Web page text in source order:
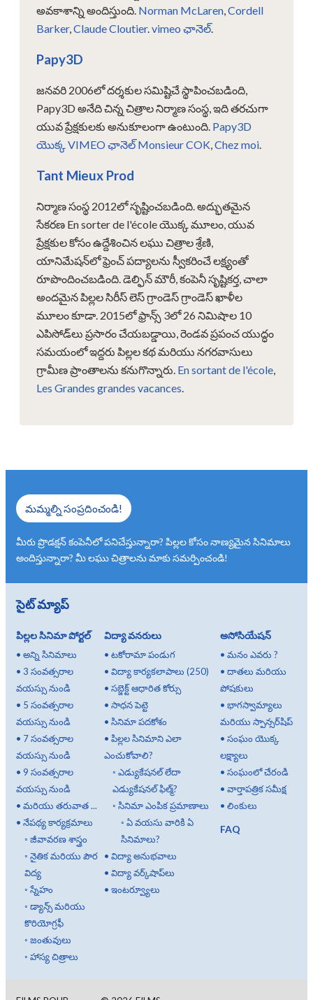
అవకాశాన్ని అందిస్తుంది. Norman McLaren Cordell
Barker, Claude Cloutier. vimeo ఛానెల్.
Papy3D
జనవరి 2006లో దర్శకుల సమిష్టిచే స్థాపించబడింది,
Papy3D అనేది చిన్న చిత్రాల నిర్మాణ సంస్థ, ఇది తరచుగా
యువ ప్రేక్షకులకు అనుకూలంగా ఉంటుంది. Papy3D
యొక్క VIMEO ఛానెల్ Monsieur COK Chez moi
Tant Mieux Prod
నిర్మాణ సంస్థ 2012లో సృష్టించబడింది. అద్భుతమైన
సేకరణ En sorter de l'école యొక్క మూలం, యువ
ప్రేక్షకుల కోసం ఉద్దేశించిన లఘు చిత్రాల శ్రేణి,
యానిమేషన్‌లో ఫ్రెంచ్ పద్యాలను స్వీకరించే లక్ష్యంతో
రూపొందించబడింది. డెల్ఫిన్ మౌరీ, కంపెనీ సృష్టికర్త, చాలా
అందమైన పిల్లల సిరీస్ లెస్ గ్రాండెస్ గ్రాండెస్ ఖాళీల
మూలం కూడా. 2015లో ఫ్రాన్స్ 3లో 26 నిమిషాల 10
ఎపిసోడ్‌లు ప్రసారం చేయబడ్డాయి, రెండవ ప్రపంచ యుద్ధం
సమయంలో ఇద్దరు పిల్లల కథ మరియు నగరవాసులు
గ్రామీణ ప్రాంతాలను కనుగొన్నారు. En sortant de l'école
Les Grandes grandes vacances
మమ్మల్ని సంప్రదించండి!
మీరు ప్రొడక్షన్ కంపెనీలో పనిచేస్తున్నారా? పిల్లల కోసం నాణ్యమైన సినిమాలు
అందిస్తున్నారా? మీ లఘు చిత్రాలను మాకు సమర్పించండి!
సైట్ మ్యాప్
పిల్లల సినిమా పోర్టల్
• అన్ని సినిమాలు
• 3 సంవత్సరాల
వయస్సు నుండి
• 5 సంవత్సరాల
వయస్సు నుండి
• 7 సంవత్సరాల
వయస్సు నుండి
• 9 సంవత్సరాల
వయస్సు నుండి
• మరియు తరువాత ...
• నేపథ్య కార్యక్రమాలు
◦ జీవావరణ శాస్త్రం
◦ నైతిక మరియు పౌర
విద్య
◦స్నేహం
◦ డ్యాన్స్ మరియు
కొరియోగ్రఫీ
◦ జంతువులు
◦ హాస్య చిత్రాలు
విద్యా వనరులు
• టకోరామా పండుగ
• విద్యా కార్యకలాపాలు (250)
• సబ్జెక్ట్ ఆధారిత కోర్సు
• సాధన పెట్టె
• సినిమా పదకోశం
• పిల్లల సినిమాని ఎలా
ఎంచుకోవాలి?
◦ ఎడ్యుకేషనల్ లేదా
ఎడ్యుకేషనల్ ఫిల్మ్?
◦ సినిమా ఎంపిక ప్రమాణాలు
◦ ఏ వయసు వారికి ఏ
సినిమాలు?
• విద్యా అనుభవాలు
• విద్యా వర్క్‌షాప్‌లు
• ఇంటర్వ్యూలు
అసోసియేషన్
•మనం ఎవరు ?
•దాతలు మరియు
పోషకులు
•భాగస్వామ్యాలు
మరియు స్పాన్సర్‌షిప్
•సంఘం యొక్క
లక్ష్యాలు
•సంఘంలో చేరండి
•వార్తాపత్రిక సమీక్ష
•లింకులు
FAQ